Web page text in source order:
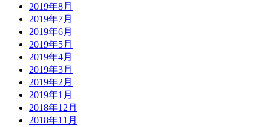
2019年8月
2019年7月
2019年6月
2019年5月
2019年4月
2019年3月
2019年2月
2019年1月
2018年12月
2018年11月